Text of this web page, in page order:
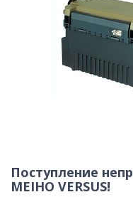
Поступление
MEIHO VERSUS!